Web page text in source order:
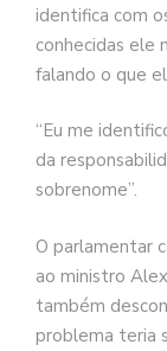
identifica com
conhecidas ele
falando o que
“Eu me
da
sobrenome”.
O parlamentar
ao ministro
também
problema teria